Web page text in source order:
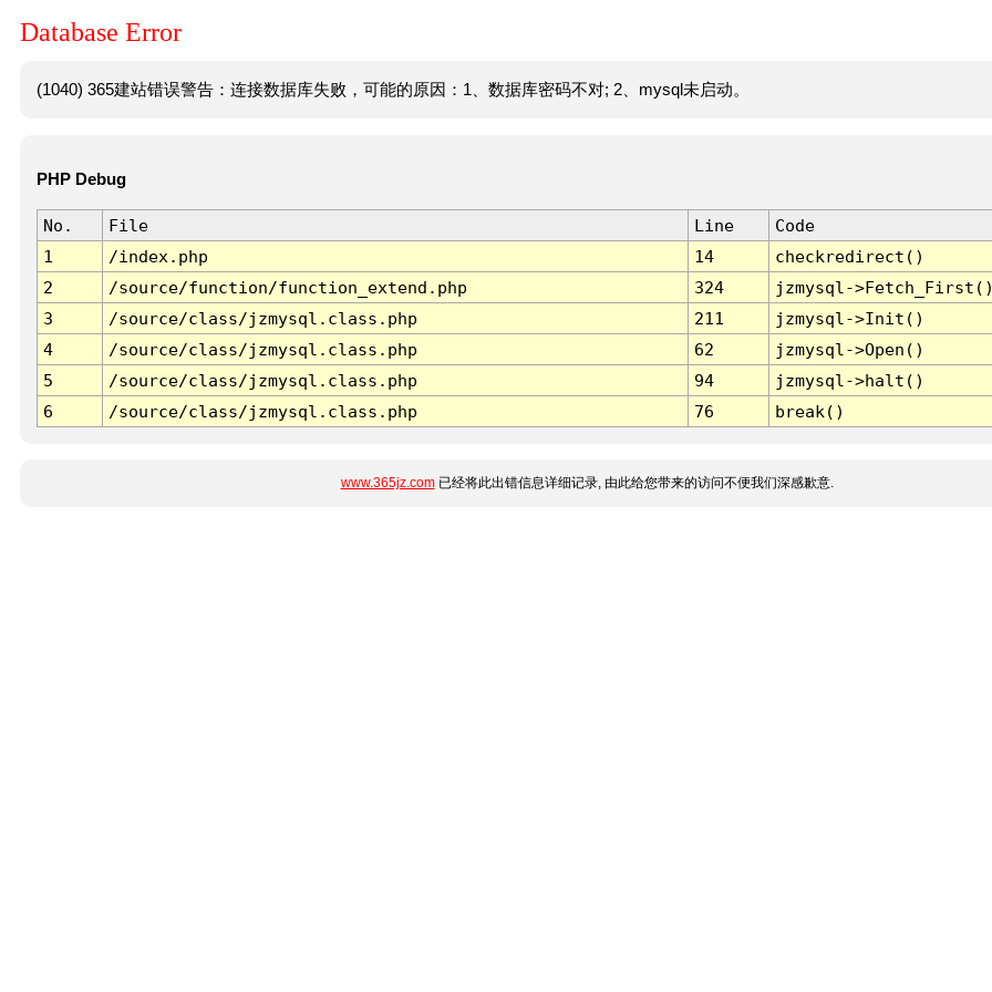
Database Error
(1040) 365建站错误警告：连接数据库失败，可能的原因：1、数据库密码不对; 2、mysql未启动。
PHP Debug
No. File Line
Code
1
/index.php 14
checkredirect()
2
/source/function/function_extend.php 324
jzmysql-
3
/source/class/jzmysql.class.php 211
jzmysql->Init()
4
/source/class/jzmysql.class.php 62
jzmysql->Open()
5
/source/class/jzmysql.class.php 94
jzmysql->halt()
6
/source/class/jzmysql.class.php 76 break()
www.365jz.com已经将此出错信息详细记录, 由此给您带来的访问不便我们深感歉意.